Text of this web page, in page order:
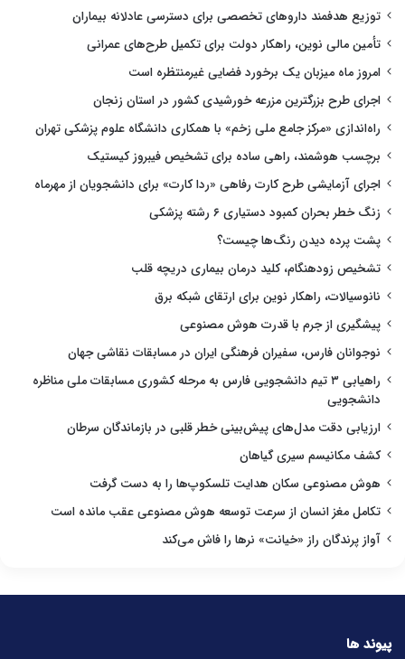
توزیع هدفمند داروهای تخصصی برای دسترسی عادلانه بیماران
تأمین مالی نوین، راهکار دولت برای تکمیل طرح‌های عمرانی
امروز ماه میزبان یک برخورد فضایی غیرمنتظره است
اجرای طرح بزرگترین مزرعه خورشیدی کشور در استان زنجان
راه‌اندازی «مرکز جامع ملی زخم» با همکاری دانشگاه علوم پزشکی تهران
برچسب هوشمند، راهی ساده برای تشخیص فیبروز کیستیک
اجرای آزمایشی طرح کارت رفاهی «ردا کارت» برای دانشجویان از مهرماه
زنگ خطر بحران کمبود دستیاری ۶ رشته پزشکی
پشت پرده دیدن رنگ‌ها چیست؟
تشخیص زودهنگام، کلید درمان بیماری دریچه قلب
نانوسیالات، راهکار نوین برای ارتقای شبکه برق
پیشگیری از جرم با قدرت هوش مصنوعی
نوجوانان فارس، سفیران فرهنگی ایران در مسابقات نقاشی جهان
راهیابی ۳ تیم دانشجویی فارس به مرحله کشوری مسابقات ملی مناظره
دانشجویی
ارزیابی دقت مدل‌های پیش‌بینی خطر قلبی در بازماندگان سرطان
کشف مکانیسم سیری گیاهان
هوش مصنوعی سکان هدایت تلسکوپ‌ها را به دست گرفت
تکامل مغز انسان از سرعت توسعه هوش مصنوعی عقب مانده است
آواز پرندگان راز «خیانت» نرها را فاش می‌کند
پیوند ها